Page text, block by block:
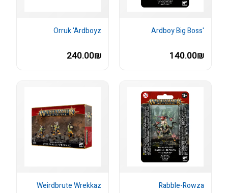
'Ardboy Big Boss
140.00₪
Orruk 'Ardboyz
240.00₪
Rabble-Rowza
Weirdbrute Wrekkaz